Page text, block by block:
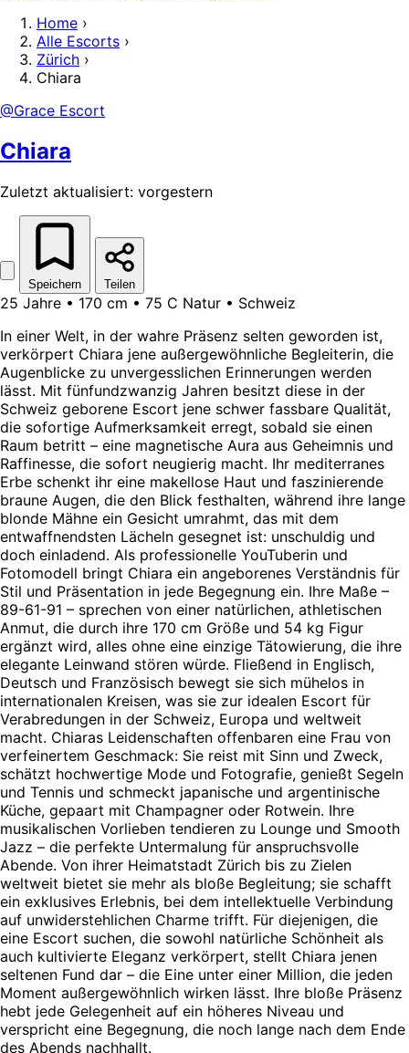
Home ›
Alle Escorts ›
Zürich ›
Chiara
@Grace Escort
Chiara
Zuletzt aktualisiert: vorgestern
Speichern Teilen
25 Jahre • 170 cm • 75 C Natur • Schweiz
In einer Welt, in der wahre Präsenz selten geworden ist,
verkörpert Chiara jene außergewöhnliche Begleiterin, die
Augenblicke zu unvergesslichen Erinnerungen werden
lässt. Mit fünfundzwanzig Jahren besitzt diese in der
Schweiz geborene Escort jene schwer fassbare Qualität,
die sofortige Aufmerksamkeit erregt, sobald sie einen
Raum betritt – eine magnetische Aura aus Geheimnis und
Raffinesse, die sofort neugierig macht. Ihr mediterranes
Erbe schenkt ihr eine makellose Haut und faszinierende
braune Augen, die den Blick festhalten, während ihre lange
blonde Mähne ein Gesicht umrahmt, das mit dem
entwaffnendsten Lächeln gesegnet ist: unschuldig und
doch einladend. Als professionelle YouTuberin und
Fotomodell bringt Chiara ein angeborenes Verständnis für
Stil und Präsentation in jede Begegnung ein. Ihre Maße –
89-61-91 – sprechen von einer natürlichen, athletischen
Anmut, die durch ihre 170 cm Größe und 54 kg Figur
ergänzt wird, alles ohne eine einzige Tätowierung, die ihre
elegante Leinwand stören würde. Fließend in Englisch,
Deutsch und Französisch bewegt sie sich mühelos in
internationalen Kreisen, was sie zur idealen Escort für
Verabredungen in der Schweiz, Europa und weltweit
macht. Chiaras Leidenschaften offenbaren eine Frau von
verfeinertem Geschmack: Sie reist mit Sinn und Zweck,
schätzt hochwertige Mode und Fotografie, genießt Segeln
und Tennis und schmeckt japanische und argentinische
Küche, gepaart mit Champagner oder Rotwein. Ihre
musikalischen Vorlieben tendieren zu Lounge und Smooth
Jazz – die perfekte Untermalung für anspruchsvolle
Abende. Von ihrer Heimatstadt Zürich bis zu Zielen
weltweit bietet sie mehr als bloße Begleitung; sie schafft
ein exklusives Erlebnis, bei dem intellektuelle Verbindung
auf unwiderstehlichen Charme trifft. Für diejenigen, die
eine Escort suchen, die sowohl natürliche Schönheit als
auch kultivierte Eleganz verkörpert, stellt Chiara jenen
seltenen Fund dar – die Eine unter einer Million, die jeden
Moment außergewöhnlich wirken lässt. Ihre bloße Präsenz
hebt jede Gelegenheit auf ein höheres Niveau und
verspricht eine Begegnung, die noch lange nach dem Ende
des Abends nachhallt.